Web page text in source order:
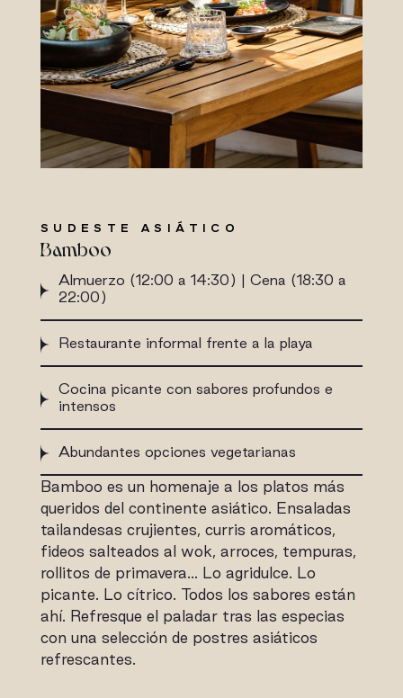
SUDESTE ASIÁTICO
Bamboo
Almuerzo (12:00 a 14:30) | Cena (18:30 a
22:00)
Restaurante informal frente a la playa
Cocina picante con sabores profundos e
intensos
Abundantes opciones vegetarianas
Bamboo es un homenaje a los platos más
queridos del continente asiático. Ensaladas
tailandesas crujientes, curris aromáticos,
fideos salteados al wok, arroces, tempuras,
rollitos de primavera… Lo agridulce. Lo
picante. Lo cítrico. Todos los sabores están
ahí. Refresque el paladar tras las especias
con una selección de postres asiáticos
refrescantes.